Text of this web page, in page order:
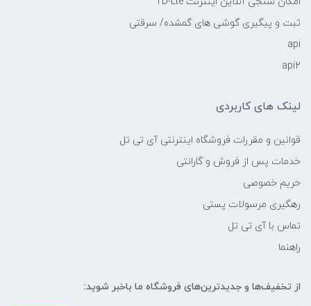
ثبت و پیگیری گوشی های گمشده/ سرقتی
api
api2
لینک های کاربردی
قوانین و مقررات فروشگاه اینترنتی آی تی تل
خدمات پس از فروش و گارانتی
حریم خصوصی
رهگیری مرسولات پستی
تماس با آی تی تل
راهنما
از تخفیف‌ها و جدیدترین‌های فروشگاه ما باخبر شوید: